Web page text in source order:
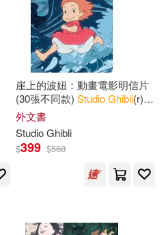
崖上的波妞：動畫電影明信片
(30張不同款) StudioGhibli(r)
Ponyo: 30 Postcards
外文書
StudioGhibli
$399 $568